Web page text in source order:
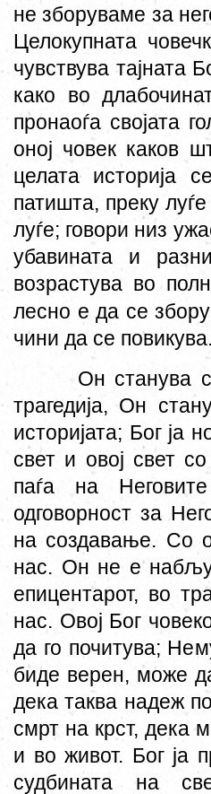
не зборуваме за
Целокупната
чувствува тајната
како во
пронаоѓа својата
оној човек каков
целата историја
патишта, преку
луѓе; говори низ
убавината и
возрастува во
лесно е да се
чини да се
Он станува
трагедија, Он
историјата; Бог ја
свет и овој свет
паѓа на
одговорност за
на создавање. Со
нас. Он не е
епицентарот, во
нас. Овој Бог
да го почитува; Не
биде верен, може
дека таква надеж
смрт на крст, дека
и во живот. Бог ја
судбината на